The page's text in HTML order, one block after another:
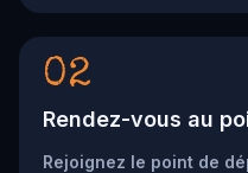
02
Rendez-vous au
Rejoignez le point de